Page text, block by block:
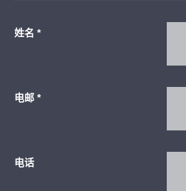
姓名 *
电邮 *
电话